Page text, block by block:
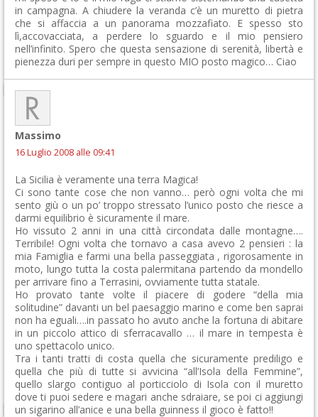
in campagna. A chiudere la veranda c’è un muretto di pietra
che si affaccia a un panorama mozzafiato. E spesso sto
lì,accovacciata, a perdere lo sguardo e il mio pensiero
nell’infinito. Spero che questa sensazione di serenità, libertà e
pienezza duri per sempre in questo MIO posto magico… Ciao
Massimo
16 Luglio 2008 alle 09:41
La Sicilia è veramente una terra Magica!
Ci sono tante cose che non vanno… però ogni volta che mi
sento giù o un po’ troppo stressato l’unico posto che riesce a
darmi equilibrio è sicuramente il mare.
Ho vissuto 2 anni in una città circondata dalle montagne….
Terribile! Ogni volta che tornavo a casa avevo 2 pensieri : la
mia Famiglia e farmi una bella passeggiata , rigorosamente in
moto, lungo tutta la costa palermitana partendo da mondello
per arrivare fino a Terrasini, ovviamente tutta statale.
Ho provato tante volte il piacere di godere “della mia
solitudine” davanti un bel paesaggio marino e come ben saprai
non ha eguali….in passato ho avuto anche la fortuna di abitare
in un piccolo attico di sferracavallo … il mare in tempesta è
uno spettacolo unico.
Tra i tanti tratti di costa quella che sicuramente prediligo e
quella che più di tutte si avvicina “all’Isola della Femmine”,
quello slargo contiguo al porticciolo di Isola con il muretto
dove ti puoi sedere e magari anche sdraiare, se poi ci aggiungi
un sigarino all’anice e una bella guinness il gioco è fatto!!